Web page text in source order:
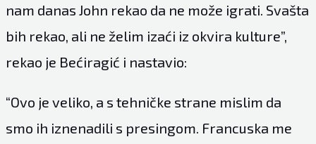
nam danas John rekao da ne može igrati. Svašta
bih rekao, ali ne želim izaći iz okvira kulture”,
rekao je Bećiragić i nastavio:
“Ovo je veliko, a s tehničke strane mislim da
smo ih iznenadili s presingom. Francuska me